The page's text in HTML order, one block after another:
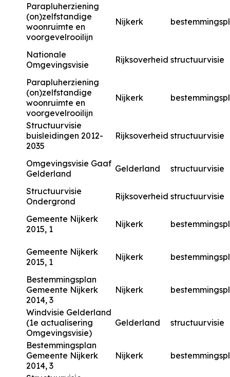
Parapluherziening
(on)zelfstandige
woonruimte en
voorgevelrooilijn
Nijkerk
Nationale
Omgevingsvisie
Rijksoverheid structuurvisie
Parapluherziening
(on)zelfstandige
woonruimte en
voorgevelrooilijn
Nijkerk
Structuurvisie
buisleidingen 2012-
2035
Rijksoverheid structuurvisie
Omgevingsvisie Gaaf
Gelderland
Gelderland structuurvisie
Structuurvisie
Ondergrond
Rijksoverheid structuurvisie
Gemeente Nijkerk
2015, 1
Nijkerk
Gemeente Nijkerk
2015, 1
Nijkerk
Bestemmingsplan
Gemeente Nijkerk
2014, 3
Nijkerk
Windvisie Gelderland
(1e actualisering
Omgevingsvisie)
Gelderland structuurvisie
Bestemmingsplan
Gemeente Nijkerk
2014, 3
Nijkerk